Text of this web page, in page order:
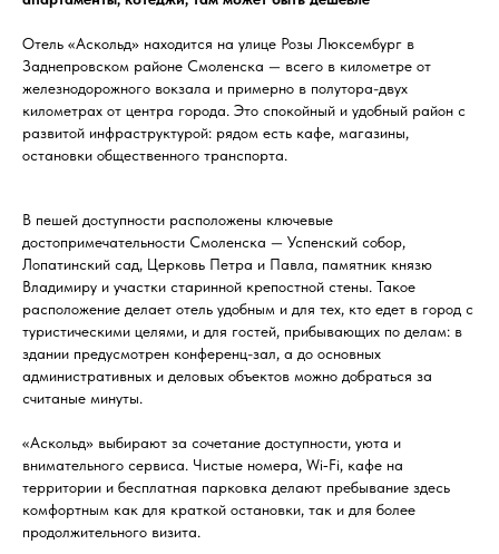
Отель «Аскольд» находится на улице Розы Люксембург в
Заднепровском районе Смоленска — всего в километре от
железнодорожного вокзала и примерно в полутора-двух
километрах от центра города. Это спокойный и удобный район с
развитой инфраструктурой: рядом есть кафе, магазины,
остановки общественного транспорта.
В пешей доступности расположены ключевые
достопримечательности Смоленска — Успенский собор,
Лопатинский сад, Церковь Петра и Павла, памятник князю
Владимиру и участки старинной крепостной стены. Такое
расположение делает отель удобным и для тех, кто едет в город с
туристическими целями, и для гостей, прибывающих по делам: в
здании предусмотрен конференц-зал, а до основных
административных и деловых объектов можно добраться за
считаные минуты.
«Аскольд» выбирают за сочетание доступности, уюта и
внимательного сервиса. Чистые номера, Wi‑Fi, кафе на
территории и бесплатная парковка делают пребывание здесь
комфортным как для краткой остановки, так и для более
продолжительного визита.